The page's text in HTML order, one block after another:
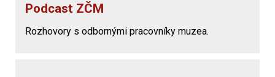
Podcast ZČM
Rozhovory s odbornými pracovníky muzea.